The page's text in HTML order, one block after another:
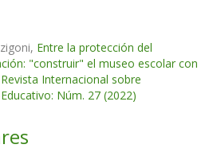
Entre la protección del
"construir" el museo escolar con
Internacional sobre
Núm. 27 (2022)